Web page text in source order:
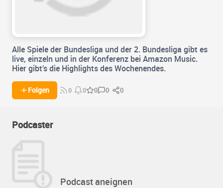
Alle Spiele der Bundesliga und der 2. Bundesliga gibt es
live, einzeln und in der Konferenz bei Amazon Music.
Hier gibt’s die Highlights des Wochenendes.
Folgen 0 0 0 0 0
Podcaster
Podcast aneignen